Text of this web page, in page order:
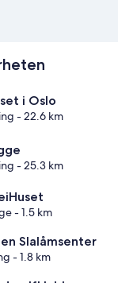
i Oslo
- 22.6 km
- 25.3 km
- 1.5 km
Slalåmsenter
- 1.8 km